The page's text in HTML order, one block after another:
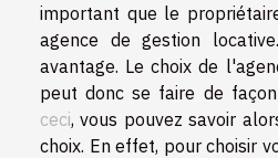
important que le
agence de gestion
avantage. Le choix de
peut donc se faire de
ceci, vous pouvez savoir
choix. En effet, pour choisir